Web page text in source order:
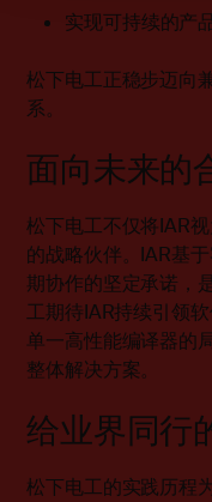
实现可持续的产
松下电工正稳步迈向
系。
面向未来的
松下电工不仅将IAR
的战略伙伴。IAR基
期协作的坚定承诺，
工期待IAR持续引领
单一高性能编译器的
整体解决方案。
给业界同行
松下电工的实践历程